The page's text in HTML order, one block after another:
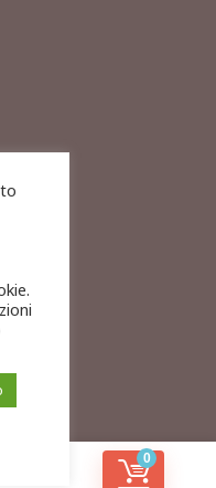
0
Cookies
Privacy